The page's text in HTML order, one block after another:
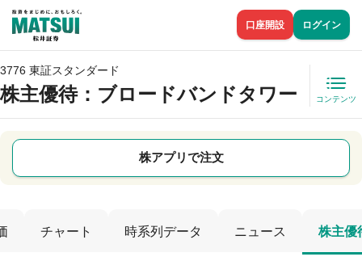
口座開設 ログイン
3776 東証スタンダード
株主優待：ブロードバンドタワー コンテンツ
株アプリで注文
チャート 時系列データ ニュース 株主優